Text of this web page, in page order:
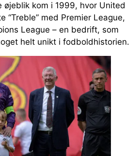
øjeblik kom i 1999, hvor United
“Treble” med Premier League,
League – en bedrift, som
helt unikt i fodboldhistorien.